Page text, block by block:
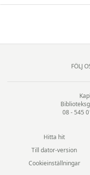
FÖLJ
08 - 545
Hitta hit
Till dator-version
Cookieinställningar